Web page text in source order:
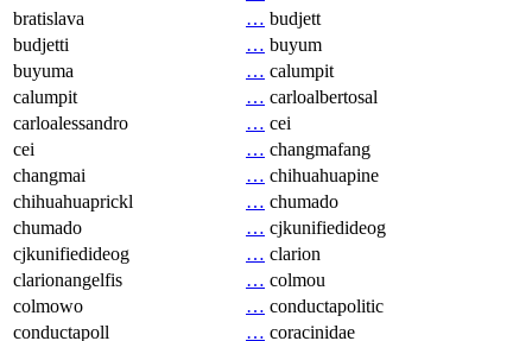
bratislava
… budjett
budjetti
… buyum
buyuma
… calumpit
calumpit
… carloalbertosal
carloalessandro
… cei
cei
… changmafang
changmai
… chihuahuapine
chihuahuaprickl
… chumado
chumado
… cjkunifiedideog
cjkunifiedideog
… clarion
clarionangelfis
… colmou
colmowo
… conductapolitic
conductapoll
… coracinidae